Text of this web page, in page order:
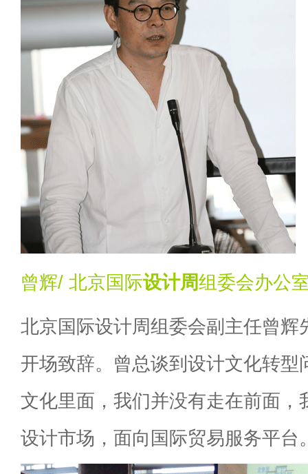
曾辉/ 北京国际设计周组委会办公
北京国际设计周组委会副主任曾辉
开场致辞。曾总谈到设计文化转型
文化里面，我们并没有走在前面，
设计市场，面向国际贸易服务平台